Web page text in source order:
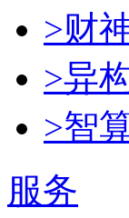
>财
>异
>智
服务